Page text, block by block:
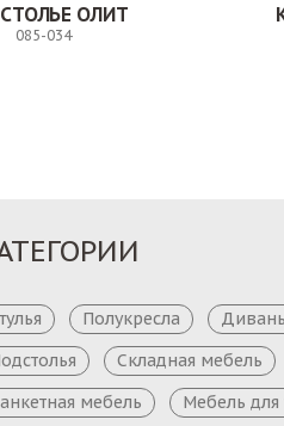
ОЛИТ
085-034
Полукресла
Складная мебель
мебель
Мебель